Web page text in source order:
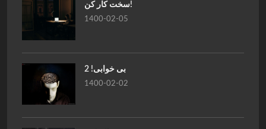
سخت کار کن!
1400-02-05
بی خوابی! 2
1400-02-02